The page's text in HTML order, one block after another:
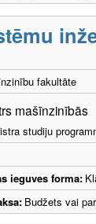
fakultāte
mašīnzinībās
studiju
ieguves forma:
Budžets vai